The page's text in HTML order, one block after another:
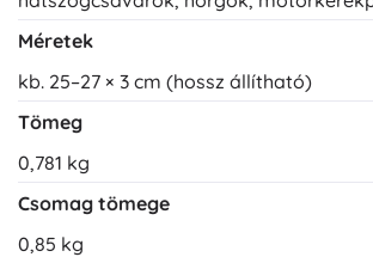
Méretek
kb. 25–27 × 3 cm (hossz állítható)
Tömeg
0,781 kg
Csomag tömege
0,85 kg